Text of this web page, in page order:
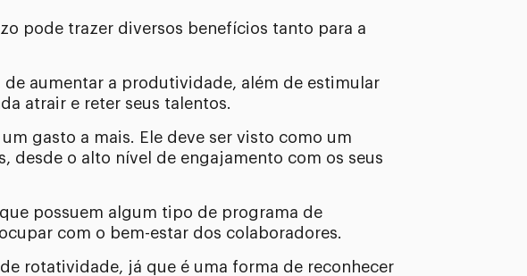
pode trazer diversos benefícios tanto para a
aumentar a produtividade, além de estimular
atrair e reter seus talentos.
gasto a mais. Ele deve ser visto como um
desde o alto nível de engajamento com os seus
possuem algum tipo de programa de
com o bem-estar dos colaboradores.
rotatividade, já que é uma forma de reconhecer